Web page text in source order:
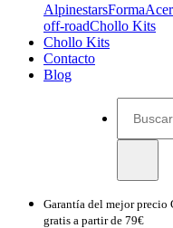
AlpinestarsForma
off-roadChollo Kits
Chollo Kits
Contacto
Blog
Garantía del mejor precio
gratis a partir de 79€